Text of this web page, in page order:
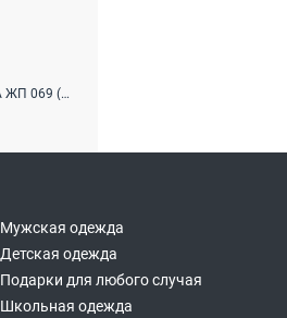
ЖЕНСКАЯ ПИЖАМА ЖП 069 (МИШКИ НА ГОРЧИЧНОМ)
Мужская одежда
Детская одежда
Подарки для любого случая
Школьная одежда